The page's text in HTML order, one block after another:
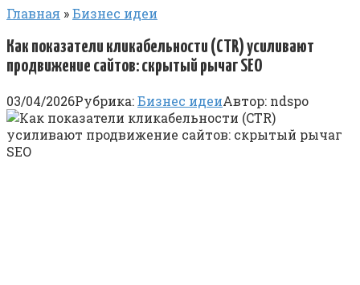
Главная »Бизнес идеи
Как показатели кликабельности (CTR) усиливают
продвижение сайтов: скрытый рычаг SEO
03/04/2026Рубрика:Бизнес идеиАвтор: ndspo